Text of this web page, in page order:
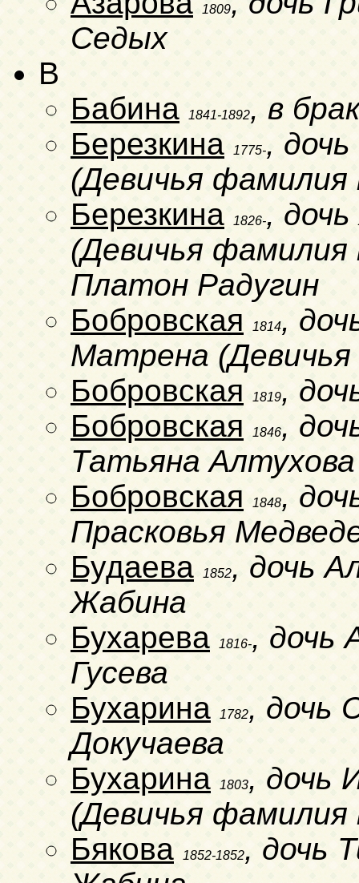
1809
Седых
B
Бабина
1841-1892, в
Березкина
1775-,
(Девичья фамилия
Березкина
1826-,
(Девичья фамилия
Платон Радугин
Бобровская
1814,
Матрена
Бобровская
1819,
Бобровская
1846,
Татьяна Алтухова
Бобровская
1848,
Прасковья
Будаева
1852, дочь
Жабина
Бухарева
1816-, дочь
Гусева
Бухарина
1782, дочь
Докучаева
Бухарина
1803, дочь
(Девичья фамилия
Бякова
1852-1852, дочь